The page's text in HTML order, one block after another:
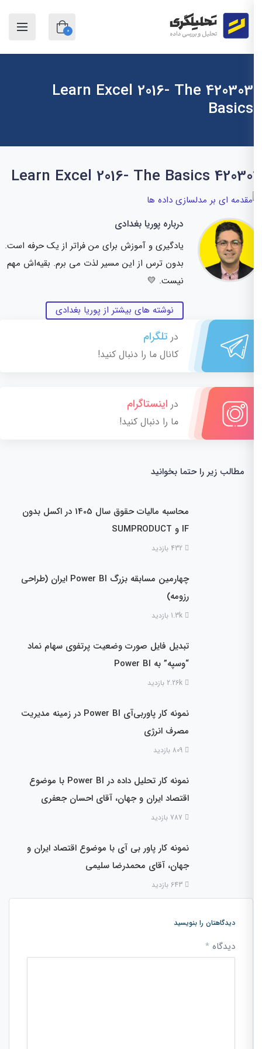
420303 Learn Excel 2016- The
Basics
420303 Learn Excel 2016-
درباره پوریا بغدادی
یادگیری و آموزش برای من فراتر از یک حرفه است.
بدون ترس از این مسیر لذت می برم. بقیه‌اش مهم
نیست. 💛
نوشته های بیشتر از پوریا بغدادی
درتلگرام
کانال ما را دنبال کنید!
دراینستاگرام
ما را دنبال کنید!
مطالب زیر را حتما بخوانید
محاسبه مالیات حقوق سال 1405 در اکسل بدون
چهارمین مسابقه بزرگ Power BI ایران (طراحی
رزومه)
تبدیل فایل صورت وضعیت پرتفوی سهام نماد
“وسپه” به Power BI
نمونه کار پاوربی‌آی Power BI در زمینه مدیریت
مصرف انرژی
نمونه کار تحلیل داده در Power BI با موضوع
اقتصاد ایران و جهان، آقای احسان جعفری
نمونه کار پاور بی آی با موضوع اقتصاد ایران و
جهان، آقای محمدرضا سلیمی
دیدگاهتان را بنویسید
دیدگاه*